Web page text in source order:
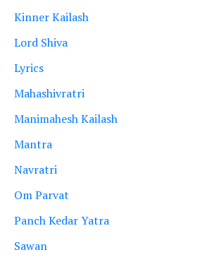
Kinner Kailash
Lord Shiva
Lyrics
Mahashivratri
Manimahesh Kailash
Mantra
Navratri
Om Parvat
Panch Kedar Yatra
Sawan